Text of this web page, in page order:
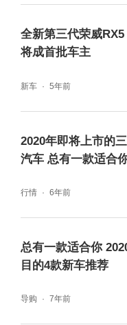
在新的一年里，
成为更多消费者
多用户“兔”飞猛
全新第三代荣威
将成首批车主
新车 5年前
2020年即将上市的
汽车 总有一款适合
行情 6年前
总有一款适合你
目的4款新车推荐
导购 7年前